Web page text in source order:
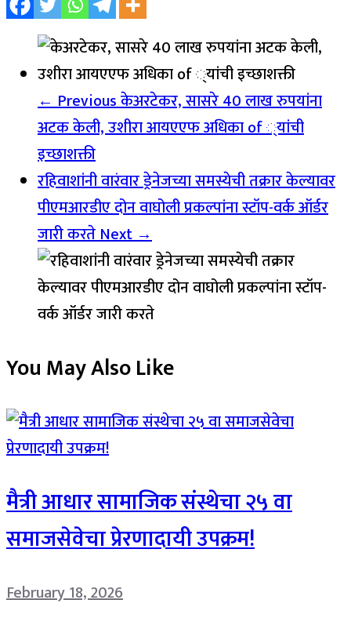
← Previousकेअरटेकर, सासरे 40 लाख रुपयांना
अटक केली, उशीरा आयएएफ अधिका of ्यांची
इच्छाशक्ती
रहिवाशांनी वारंवार ड्रेनेजच्या समस्येची तक्रार केल्यावर
पीएमआरडीए दोन वाघोली प्रकल्पांना स्टॉप-वर्क ऑर्डर
जारी करतेNext →
You May Also Like
मैत्री आधार सामाजिक संस्थेचा २५ वा
समाजसेवेचा प्रेरणादायी उपक्रम!
February 18, 2026